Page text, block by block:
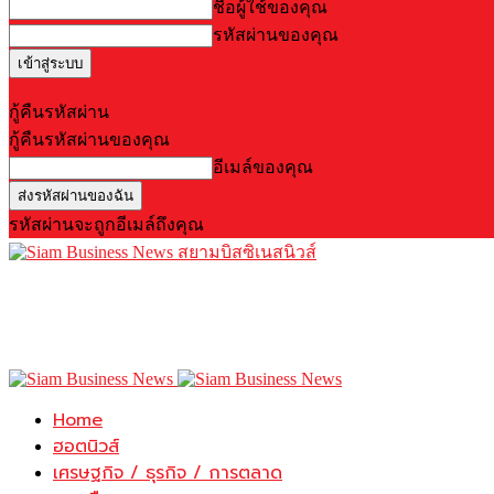
ชื่อผู้ใช้ของคุณ
รหัสผ่านของคุณ
กู้คืนรหัสผ่าน
กู้คืนรหัสผ่านของคุณ
อีเมล์ของคุณ
รหัสผ่านจะถูกอีเมล์ถึงคุณ
สยามบิสซิเนสนิวส์
Home
ฮอตนิวส์
เศรษฐกิจ / ธุรกิจ / การตลาด